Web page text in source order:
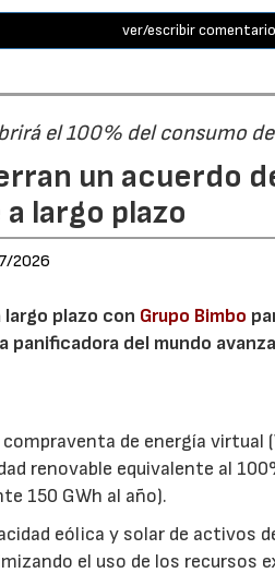
ver/escribir
el 100% del consumo
un acuerdo
largo plazo
2026
largo plazo con Grupo Bimbo
panificadora del mundo
de energía virtual
renovable equivalente al
150 GWh al año).
eólica y solar de activos
el uso de los recursos